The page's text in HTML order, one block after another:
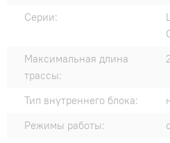
Серии:
Максимальная длина
трассы:
Тип внутреннего блока:
Режимы работы: